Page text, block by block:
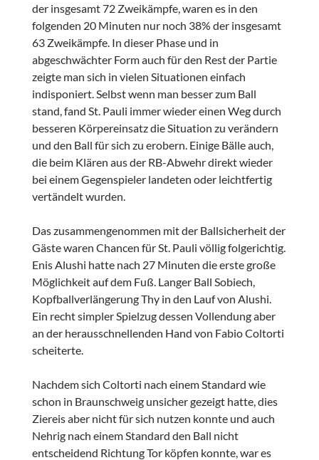
der insgesamt 72 Zweikämpfe, waren es in den
folgenden 20 Minuten nur noch 38% der insgesamt
63 Zweikämpfe. In dieser Phase und in
abgeschwächter Form auch für den Rest der Partie
zeigte man sich in vielen Situationen einfach
indisponiert. Selbst wenn man besser zum Ball
stand, fand St. Pauli immer wieder einen Weg durch
besseren Körpereinsatz die Situation zu verändern
und den Ball für sich zu erobern. Einige Bälle auch,
die beim Klären aus der RB-Abwehr direkt wieder
bei einem Gegenspieler landeten oder leichtfertig
vertändelt wurden.
Das zusammengenommen mit der Ballsicherheit der
Gäste waren Chancen für St. Pauli völlig folgerichtig.
Enis Alushi hatte nach 27 Minuten die erste große
Möglichkeit auf dem Fuß. Langer Ball Sobiech,
Kopfballverlängerung Thy in den Lauf von Alushi.
Ein recht simpler Spielzug dessen Vollendung aber
an der herausschnellenden Hand von Fabio Coltorti
scheiterte.
Nachdem sich Coltorti nach einem Standard wie
schon in Braunschweig unsicher gezeigt hatte, dies
Ziereis aber nicht für sich nutzen konnte und auch
Nehrig nach einem Standard den Ball nicht
entscheidend Richtung Tor köpfen konnte, war es